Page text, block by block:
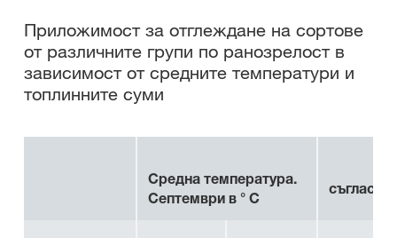
Приложимост за отглеждане на сортове
от различните групи по ранозрелост в
зависимост от средните температури и
топлинните суми
Средна температура.
Септември в ° C
съгласно